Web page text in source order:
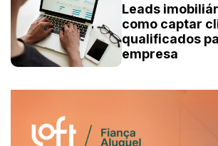
Leads
como captar
qualificados
empresa